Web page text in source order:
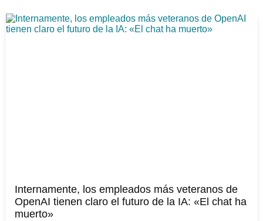
Internamente, los empleados más veteranos de
OpenAI tienen claro el futuro de la IA: «El chat ha
muerto»